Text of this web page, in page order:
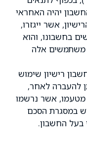
יהיה האחראי
אשר ייגזרו,
בחשבונו, והוא
משתמשים אלה
רישיון שימוש
להעברה לאחר,
אשר נרשמו
במסגרת הסכם
החשבון.